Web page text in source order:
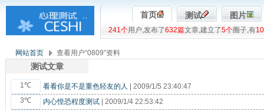
首页 测试 图片
241个用户,发布了632篇文章,建立了5个圈子,有
网站首页 查看用户“0809”资料
测试文章
1℃ 看看你是不是重色轻友的人
| 2009/1/5 23:40:47
3℃
内心惶恐程度测试| 2009/1/4 22:53:42